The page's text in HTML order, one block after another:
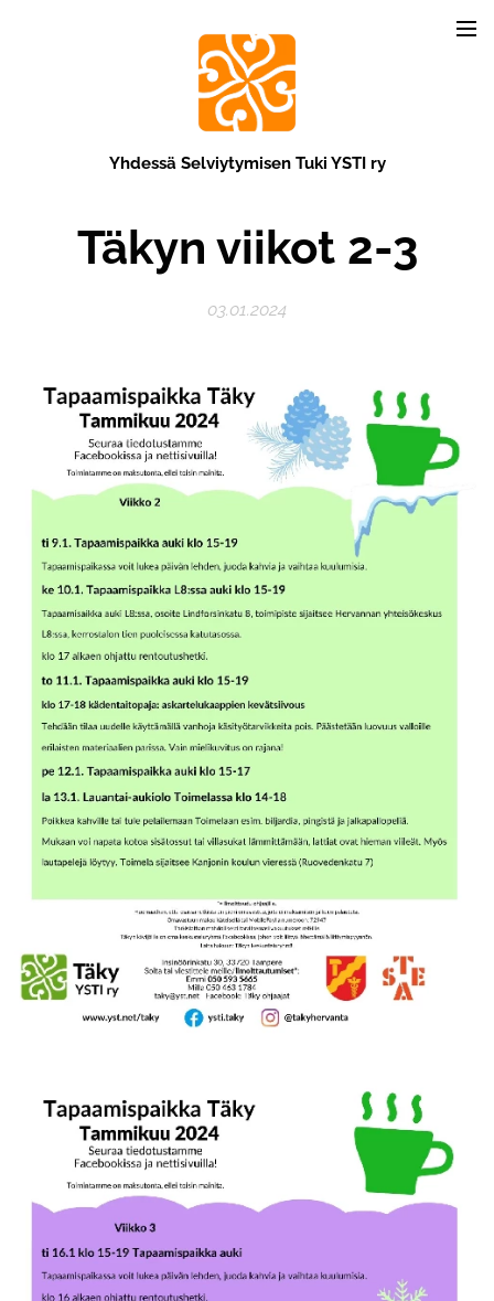
Yhdessä Selviytymisen Tuki YSTI ry
Täkyn viikot 2-3
03.01.2024